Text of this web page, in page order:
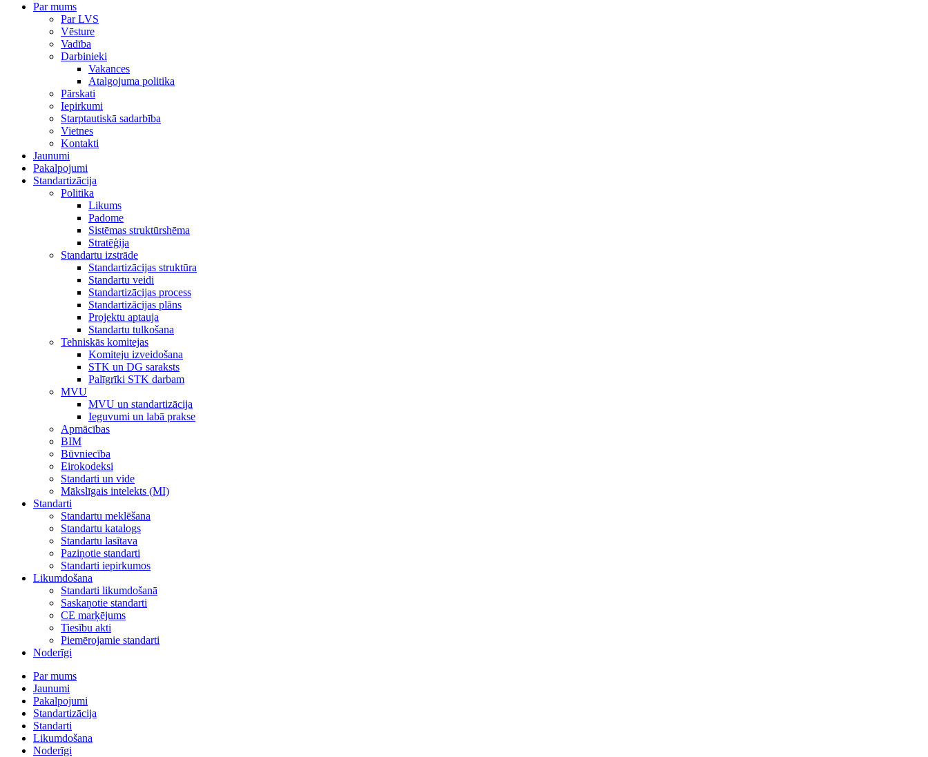
Par mums
Par LVS
Vēsture
Vadība
Darbinieki
Vakances
Atalgojuma politika
Pārskati
Iepirkumi
Starptautiskā sadarbība
Vietnes
Kontakti
Jaunumi
Pakalpojumi
Standartizācija
Politika
Likums
Padome
Sistēmas struktūrshēma
Stratēģija
Standartu izstrāde
Standartizācijas struktūra
Standartu veidi
Standartizācijas process
Standartizācijas plāns
Projektu aptauja
Standartu tulkošana
Tehniskās komitejas
Komiteju izveidošana
STK un DG saraksts
Palīgrīki STK darbam
MVU
MVU un standartizācija
Ieguvumi un labā prakse
Apmācības
BIM
Būvniecība
Eirokodeksi
Standarti un vide
Mākslīgais intelekts (MI)
Standarti
Standartu meklēšana
Standartu katalogs
Standartu lasītava
Paziņotie standarti
Standarti iepirkumos
Likumdošana
Standarti likumdošanā
Saskaņotie standarti
CE marķējums
Tiesību akti
Piemērojamie standarti
Noderīgi
Par mums
Jaunumi
Pakalpojumi
Standartizācija
Standarti
Likumdošana
Noderīgi